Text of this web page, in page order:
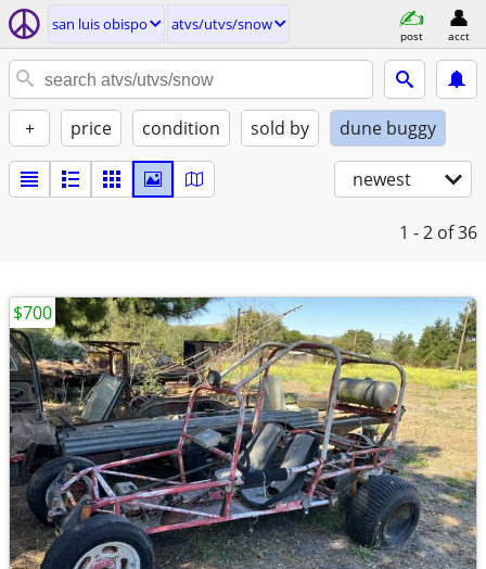
san luis obispo atvs/utvs/snow
post acct
+ price condition sold by dune buggy
newest
1 - 2 of 36
$700